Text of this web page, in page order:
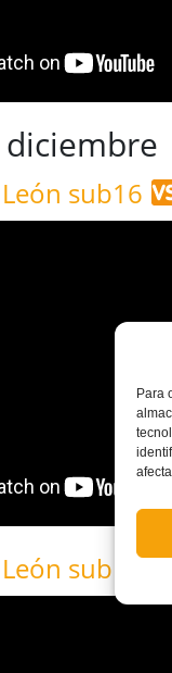
Para
diciembre
sub16
León sub19